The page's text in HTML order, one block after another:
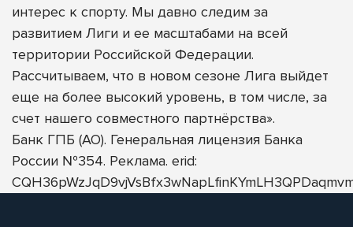
интерес к спорту. Мы давно следим за
развитием Лиги и ее масштабами на всей
территории Российской Федерации.
Рассчитываем, что в новом сезоне Лига выйдет
еще на более высокий уровень, в том числе, за
счет нашего совместного партнёрства».
Банк ГПБ (АО). Генеральная лицензия Банка
России №354. Реклама. erid: